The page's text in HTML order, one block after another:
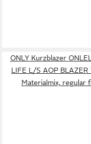
ONLY Kurzblazer
LIFE L/S AOP BLAZER
Materialmix, regular